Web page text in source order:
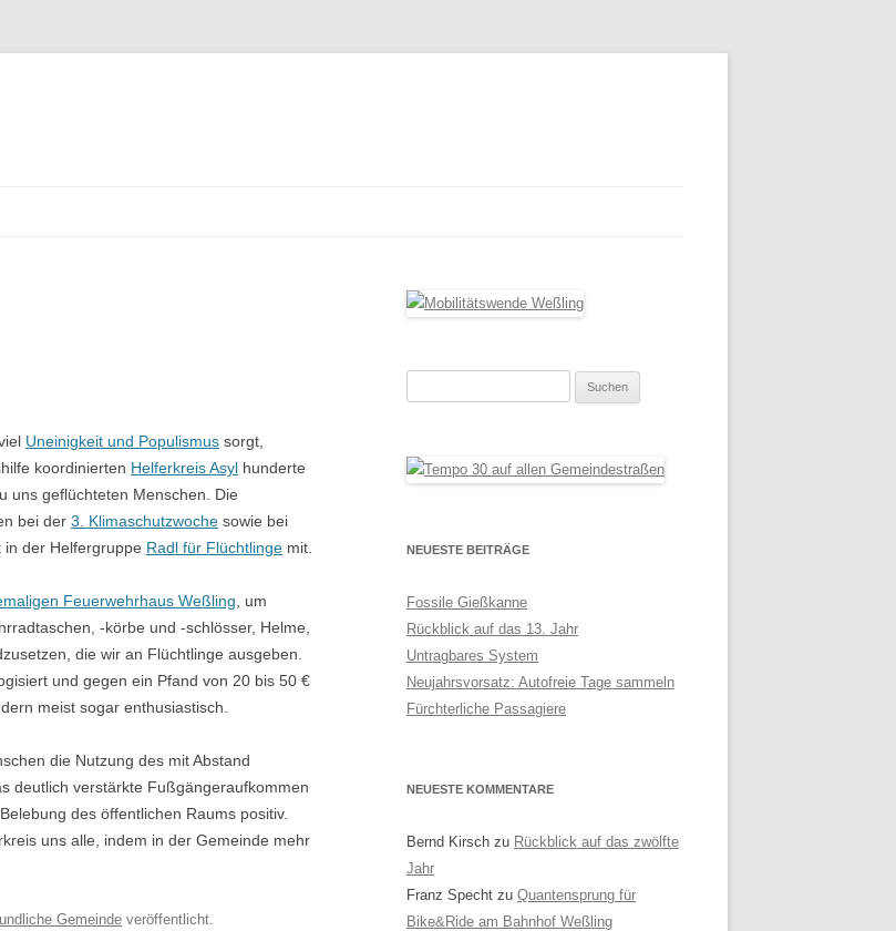
Uneinigkeit und Populismus sorgt,
koordinierten Helferkreis Asyl hunderte
uns geflüchteten Menschen. Die
bei der 3. Klimaschutzwoche sowie bei
in der Helfergruppe Radl für Flüchtlinge mit.
Feuerwehrhaus Weßling , um
-körbe und -schlösser, Helme,
die wir an Flüchtlinge ausgeben.
und gegen ein Pfand von 20 bis 50 €
meist sogar enthusiastisch.
die Nutzung des mit Abstand
deutlich verstärkte Fußgängeraufkommen
des öffentlichen Raums positiv.
uns alle, indem in der Gemeinde mehr
Gemeinde veröffentlicht.
NEUESTE BEITRÄGE
Fossile Gießkanne
Rückblick auf das 13. Jahr
Untragbares System
Neujahrsvorsatz: Autofreie Tage sammeln
Fürchterliche Passagiere
NEUESTE KOMMENTARE
Bernd Kirsch zu Rückblick auf das zwölfte
Jahr
Franz Specht zu Quantensprung für
Bike&Ride am Bahnhof Weßling